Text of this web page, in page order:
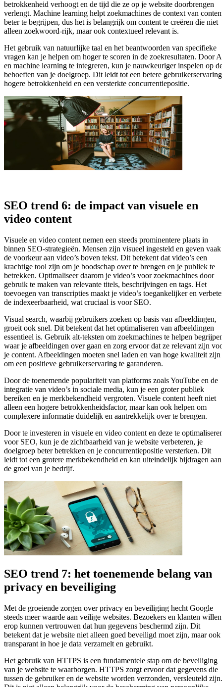
betrokkenheid verhoogt en de tijd die ze op je website doorbrengen
verlengt. Machine learning helpt zoekmachines de context van
beter te begrijpen, dus het is belangrijk om content te creëren die niet
alleen zoekwoord-rijk, maar ook contextueel relevant is.
Het gebruik van natuurlijke taal en het beantwoorden van specifieke
vragen kan je helpen om hoger te scoren in de zoekresultaten. Door
en machine learning te integreren, kun je nauwkeuriger inspelen op
behoeften van je doelgroep. Dit leidt tot een betere
hogere betrokkenheid en een versterkte concurrentiepositie.
SEO trend 6: de impact van visuele en
video content
Visuele en video content nemen een steeds prominentere plaats in
binnen SEO-strategieën. Mensen zijn visueel ingesteld en geven vaak
de voorkeur aan video’s boven tekst. Dit betekent dat video’s een
krachtige tool zijn om je boodschap over te brengen en je publiek te
betrekken. Optimaliseer daarom je video’s voor zoekmachines door
gebruik te maken van relevante titels, beschrijvingen en tags. Het
toevoegen van transcripties maakt je video’s toegankelijker en
de indexeerbaarheid, wat cruciaal is voor SEO.
Visual search, waarbij gebruikers zoeken op basis van afbeeldingen,
groeit ook snel. Dit betekent dat het optimaliseren van afbeeldingen
essentieel is. Gebruik alt-teksten om zoekmachines te helpen
waar je afbeeldingen over gaan en zorg ervoor dat ze relevant zijn
je content. Afbeeldingen moeten snel laden en van hoge kwaliteit zijn
om een positieve gebruikerservaring te garanderen.
Door de toenemende populariteit van platforms zoals YouTube en de
integratie van video’s in sociale media, kun je een groter publiek
bereiken en je merkbekendheid vergroten. Visuele content heeft niet
alleen een hogere betrokkenheidsfactor, maar kan ook helpen om
complexere informatie duidelijk en aantrekkelijk over te brengen.
Door te investeren in visuele en video content en deze te
voor SEO, kun je de zichtbaarheid van je website verbeteren, je
doelgroep beter betrekken en je concurrentiepositie versterken. Dit
leidt tot een grotere merkbekendheid en kan uiteindelijk bijdragen aan
de groei van je bedrijf.
SEO trend 7: het toenemende belang van
privacy en beveiliging
Met de groeiende zorgen over privacy en beveiliging hecht Google
steeds meer waarde aan veilige websites. Bezoekers en klanten willen
erop kunnen vertrouwen dat hun gegevens beschermd zijn. Dit
betekent dat je website niet alleen goed beveiligd moet zijn, maar ook
transparant in hoe je data verzamelt en gebruikt.
Het gebruik van HTTPS is een fundamentele stap om de beveiliging
van je website te waarborgen. HTTPS zorgt ervoor dat gegevens die
tussen de gebruiker en de website worden verzonden, versleuteld zijn.